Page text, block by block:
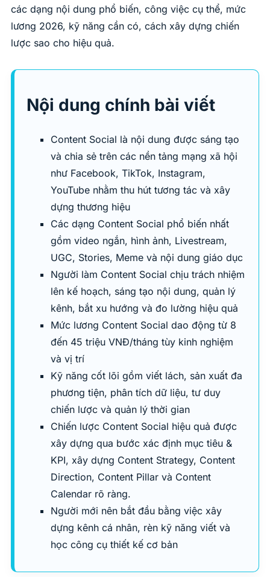
các dạng nội dung phổ biến, công việc cụ thể, mức
lương 2026, kỹ năng cần có, cách xây dựng chiến
lược sao cho hiệu quả.
Nội dung chính bài viết
Content Social là nội dung được sáng tạo
và chia sẻ trên các nền tảng mạng xã hội
như Facebook, TikTok, Instagram,
YouTube nhằm thu hút tương tác và xây
dựng thương hiệu
Các dạng Content Social phổ biến nhất
gồm video ngắn, hình ảnh, Livestream,
UGC, Stories, Meme và nội dung giáo dục
Người làm Content Social chịu trách nhiệm
lên kế hoạch, sáng tạo nội dung, quản lý
kênh, bắt xu hướng và đo lường hiệu quả
Mức lương Content Social dao động từ 8
đến 45 triệu VNĐ/tháng tùy kinh nghiệm
và vị trí
Kỹ năng cốt lõi gồm viết lách, sản xuất đa
phương tiện, phân tích dữ liệu, tư duy
chiến lược và quản lý thời gian
Chiến lược Content Social hiệu quả được
xây dựng qua bước xác định mục tiêu &
KPI, xây dựng Content Strategy, Content
Direction, Content Pillar và Content
Calendar rõ ràng.
Người mới nên bắt đầu bằng việc xây
dựng kênh cá nhân, rèn kỹ năng viết và
học công cụ thiết kế cơ bản